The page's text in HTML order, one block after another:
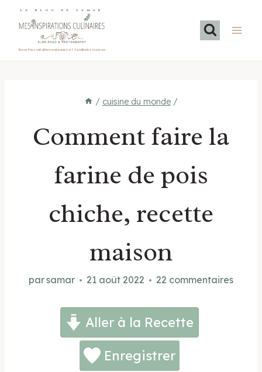
LE BLOG DE SAMAR
Recettes méditerranéennes et familiales maison
/ cuisine du monde /
Comment faire la
farine de pois
chiche, recette
maison
parsamar 21 août 2022 22 commentaires
Aller à la Recette
Enregistrer